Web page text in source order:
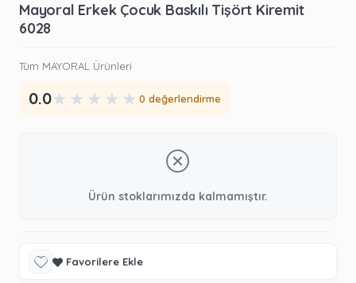
Mayoral Erkek Çocuk Baskılı Tişört Kiremit
6028
Tüm MAYORAL Ürünleri
0.0★ ★ ★ ★ ★ 0 değerlendirme
Ürün stoklarımızda kalmamıştır.
Favorilere Ekle